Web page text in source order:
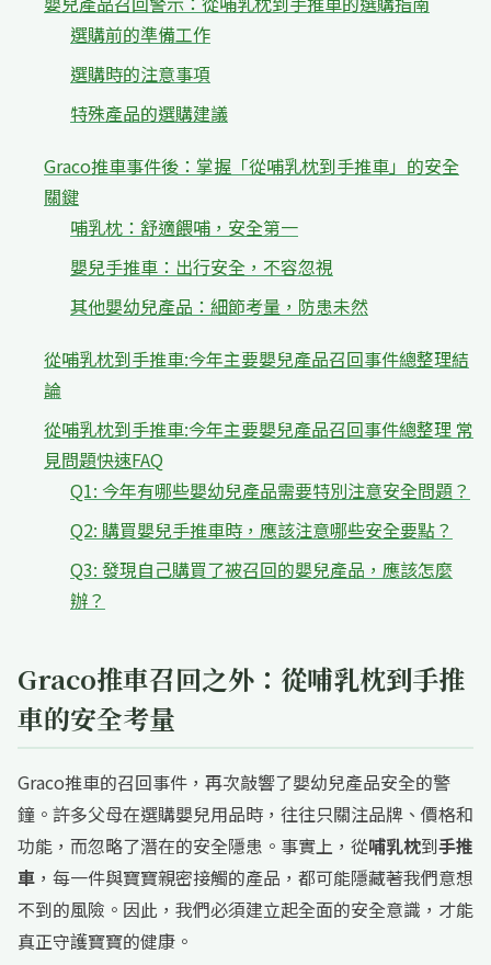
選購前的準備工作
選購時的注意事項
特殊產品的選購建議
Graco推車事件後：掌握「從哺乳枕到手推車」的安全
關鍵
哺乳枕：舒適餵哺，安全第一
嬰兒手推車：出行安全，不容忽視
其他嬰幼兒產品：細節考量，防患未然
從哺乳枕到手推車:今年主要嬰兒產品召回事件總整理結
論
從哺乳枕到手推車:今年主要嬰兒產品召回事件總整理 常
見問題快速FAQ
Q1: 今年有哪些嬰幼兒產品需要特別注意安全問題？
Q2: 購買嬰兒手推車時，應該注意哪些安全要點？
Q3: 發現自己購買了被召回的嬰兒產品，應該怎麼
辦？
Graco推車召回之外：從哺乳枕到手推
車的安全考量
Graco推車的召回事件，再次敲響了嬰幼兒產品安全的警
鐘。許多父母在選購嬰兒用品時，往往只關注品牌、價格和
功能，而忽略了潛在的安全隱患。事實上，從哺乳枕到手推
車 ，每一件與寶寶親密接觸的產品，都可能隱藏著我們意想
不到的風險。因此，我們必須建立起全面的安全意識，才能
真正守護寶寶的健康。